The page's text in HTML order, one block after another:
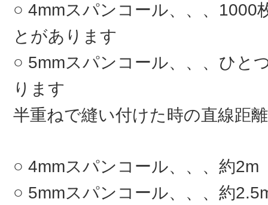
4mmスパンコール、、、1000
とがあります
5mmスパンコール、、、ひと
ります
半重ねで縫い付けた時の直線距離
4mmスパンコール、、、約2m
5mmスパンコール、、、約